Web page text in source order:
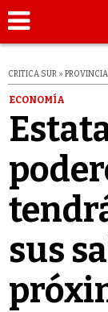
CRITICA SUR »
ECONOMÍA
sus